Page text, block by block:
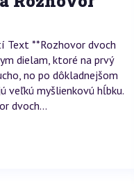
Text **Rozhovor dvoch
dielam, ktoré na prvý
no po dôkladnejšom
veľkú myšlienkovú hĺbku.
dvoch...